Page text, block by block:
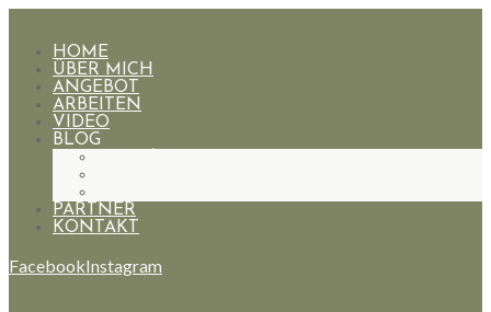
HOME
ÜBER MICH
ANGEBOT
ARBEITEN
VIDEO
BLOG
PARTNER
KONTAKT
FacebookInstagram